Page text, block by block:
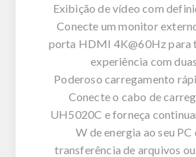
Exibição de vídeo com
Conecte um monitor
porta HDMI 4K@60Hz para
experiência com
Poderoso carregamento
Conecte o cabo de
UH5020C e forneça
W de energia ao seu PC
transferência de arquivos